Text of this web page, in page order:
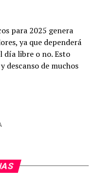
para 2025 genera
ya que dependerá
día libre o no. Esto
descanso de muchos